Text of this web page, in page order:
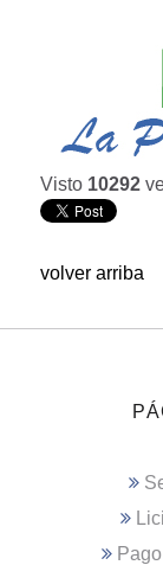
Visto 10292
volver arriba